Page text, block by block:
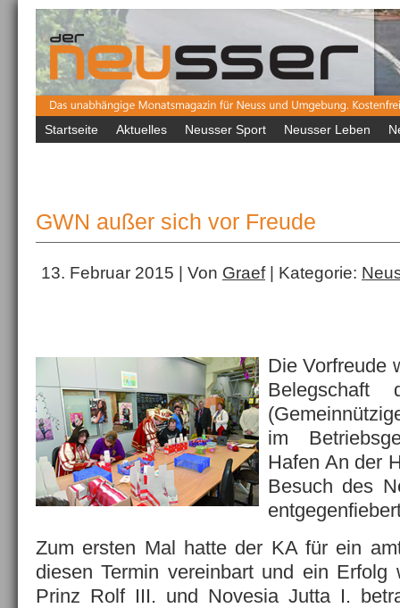
Startseite Aktuelles Neusser Sport Neusser Leben
GWN außer sich vor Freude
13. Februar 2015 | Von Graef| Kategorie:
Die Vorfreude
Belegschaft
im
Hafen An der
Besuch des
Zum ersten Mal hatte der KA für ein
diesen Termin vereinbart und ein Erfolg
Prinz Rolf III. und Novesia Jutta I.